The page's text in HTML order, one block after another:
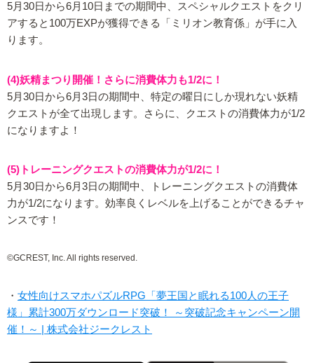
5月30日から6月10日までの期間中、スペシャルクエストをクリ
アすると100万EXPが獲得できる「ミリオン教育係」が手に入
ります。
(4)妖精まつり開催！さらに消費体力も1/2に！
5月30日から6月3日の期間中、特定の曜日にしか現れない妖精
クエストが全て出現します。さらに、クエストの消費体力が1/2
になりますよ！
(5)トレーニングクエストの消費体力が1/2に！
5月30日から6月3日の期間中、トレーニングクエストの消費体
力が1/2になります。効率良くレベルを上げることができるチャ
ンスです！
©GCREST, Inc. All rights reserved.
・ 女性向けスマホパズルRPG「夢王国と眠れる100人の王子
様」累計300万ダウンロード突破！ ～突破記念キャンペーン開
催！～ | 株式会社ジークレスト